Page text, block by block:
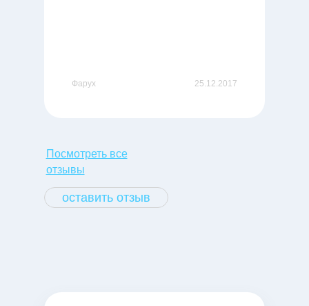
Фарух
Посмотреть все
отзывы
25.12.2017
оставить отзыв